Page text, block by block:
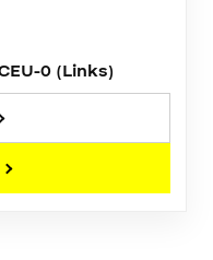
0 (Links)